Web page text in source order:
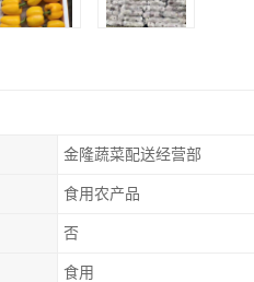
金隆蔬菜配送经营部
食用农产品
否
食用